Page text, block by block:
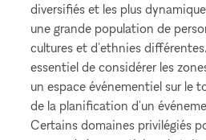
diversifiés et les plus
une grande population de
cultures et d'ethnies
essentiel de considérer les
un espace événementiel sur le
de la planification d'un
Certains domaines privilégiés